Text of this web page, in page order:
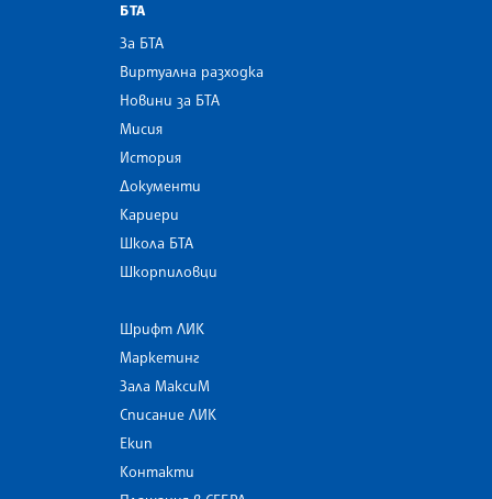
БТА
За БТА
Виртуална разходка
Новини за БТА
Мисия
История
Документи
Кариери
Школа БТА
Шкорпиловци
Шрифт ЛИК
Маркетинг
Зала МаксиМ
Списание ЛИК
Екип
Контакти